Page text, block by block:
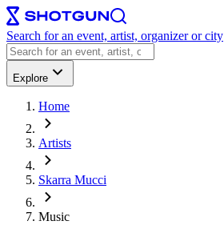
Search for an event, artist, organizer or city
Explore
Home
Artists
Skarra Mucci
Music